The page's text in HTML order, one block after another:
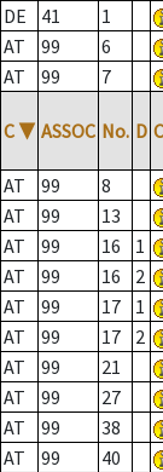
DE
41 1
AT
99 6
AT
99 7
C ▼ ASSOC No. D
AT 99 8
AT
99 13
AT
99 16 1
AT
99 16 2
AT
99 17 1
AT
99 17 2
AT
99 21
AT
99 27
AT
99 38
AT
99 40